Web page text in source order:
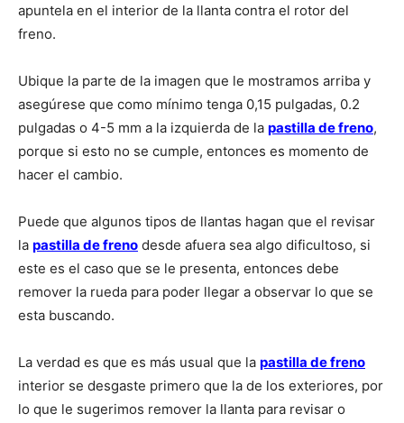
apuntela en el interior de la llanta contra el rotor del
freno.
Ubique la parte de la imagen que le mostramos arriba y
asegúrese que como mínimo tenga 0,15 pulgadas, 0.2
pulgadas o 4-5 mm a la izquierda de la pastilla de freno,
porque si esto no se cumple, entonces es momento de
hacer el cambio.
Puede que algunos tipos de llantas hagan que el revisar
la pastilla de freno desde afuera sea algo dificultoso, si
este es el caso que se le presenta, entonces debe
remover la rueda para poder llegar a observar lo que se
esta buscando.
La verdad es que es más usual que la pastilla de freno
interior se desgaste primero que la de los exteriores, por
lo que le sugerimos remover la llanta para revisar o